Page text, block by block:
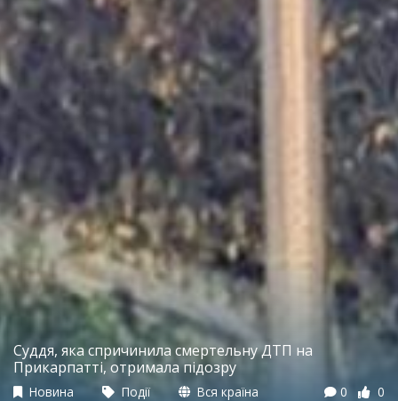
Суддя, яка спричинила смертельну ДТП на
Прикарпаттi, отримала підозру
Новина Події Вся країна 0 0